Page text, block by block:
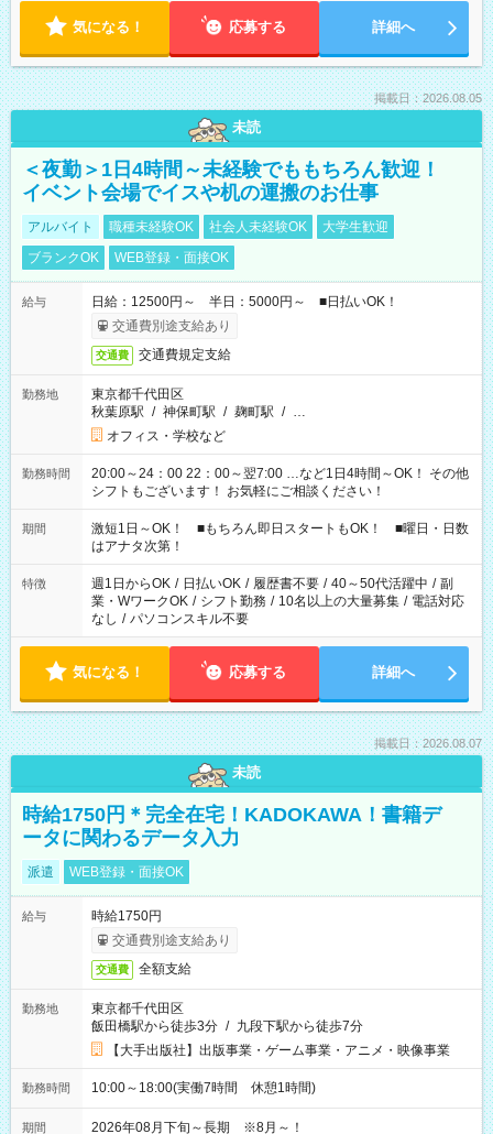
気になる！ 応募する 詳細へ
掲載日：2026.08.05
未読
＜夜勤＞1日4時間～未経験でももちろん歓迎！
イベント会場でイスや机の運搬のお仕事
アルバイト 職種未経験OK 社会人未経験OK
大学生歓迎
ブランクOK
WEB登録・面接OK
給与
日給：12500円～ 半日：5000円～ ■日払いOK！
交通費別途支給あり
交通費 交通費規定支給
勤務地
東京都千代田区
秋葉原駅 / 神保町駅 / 麹町駅 / …
オフィス・学校など
勤務時間
20:00～24：00 22：00～翌7:00 …など1日4時間～OK！ その他
シフトもございます！ お気軽にご相談ください！
期間
激短1日～OK！ ■もちろん即日スタートもOK！ ■曜日・日数
はアナタ次第！
特徴 週1日からOK / 日払いOK / 履歴書不要 / 40～50代活躍中 / 副
業・WワークOK / シフト勤務 / 10名以上の大量募集 / 電話対応
なし / パソコンスキル不要
気になる！ 応募する 詳細へ
掲載日：2026.08.07
未読
時給1750円＊完全在宅！KADOKAWA！書籍デ
ータに関わるデータ入力
派遣 WEB登録・面接OK
給与
時給1750円
交通費別途支給あり
交通費 全額支給
勤務地
東京都千代田区
飯田橋駅から徒歩3分 / 九段下駅から徒歩7分
【大手出版社】出版事業・ゲーム事業・アニメ・映像事業
勤務時間 10:00～18:00(実働7時間 休憩1時間)
期間 2026年08月下旬～長期 ※8月～！